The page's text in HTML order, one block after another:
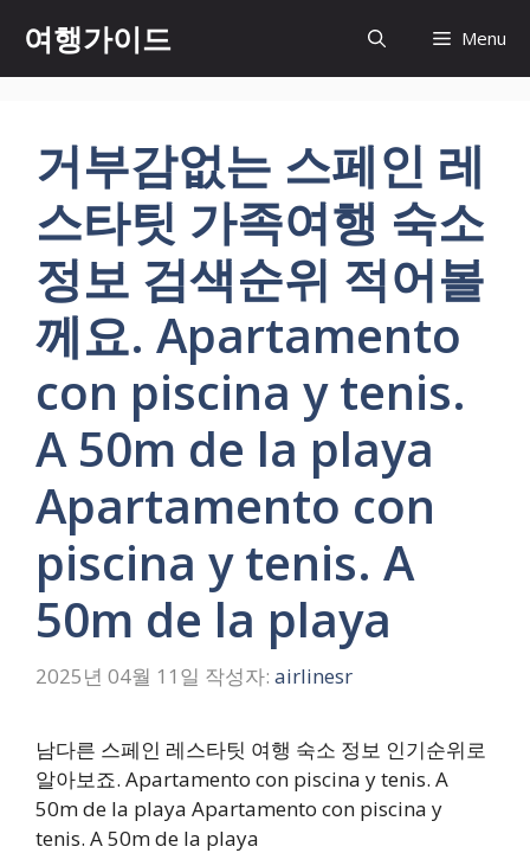
츠
여행가이드 Menu
거부감없는 스페인 레
스타팃 가족여행 숙소
정보 검색순위 적어볼
께요. Apartamento
con piscina y tenis.
A 50m de la playa
Apartamento con
piscina y tenis. A
50m de la playa
2025년 04월 11일 작성자: airlinesr
남다른 스페인 레스타팃 여행 숙소 정보 인기순위로
알아보죠. Apartamento con piscina y tenis. A
50m de la playa Apartamento con piscina y
tenis. A 50m de la playa